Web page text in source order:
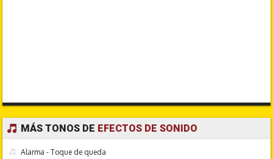
MÁS TONOS DE EFECTOS DE SONIDO
Alarma - Toque de queda